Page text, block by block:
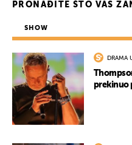
PRONAĐITE ŠTO VAS
SHOW
DRAMA
prekinuo